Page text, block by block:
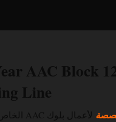
m3/Year AAC Block
Line
لأعمال بلوك AAC الخاص بك